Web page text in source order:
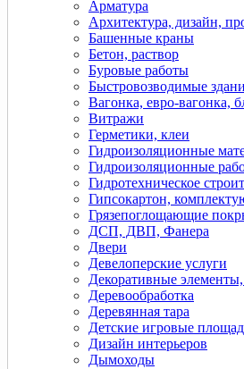
Арматура
Архитектура, дизайн,
Башенные краны
Бетон, раствор
Буровые работы
Быстровозводимые
Вагонка, евро-вагонка,
Витражи
Герметики, клеи
Гидроизоляционные
Гидроизоляционные
Гидротехническое
Гипсокартон,
Грязепоглощающие
ДСП, ДВП, Фанера
Двери
Девелоперские услуги
Декоративные
Деревообработка
Деревянная тара
Детские игровые
Дизайн интерьеров
Дымоходы